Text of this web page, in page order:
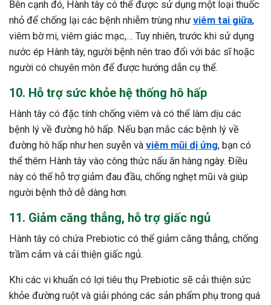
Bên cạnh đó, Hành tây có thể được sử dụng một loại thuốc
nhỏ để chống lại các bệnh nhiễm trùng nhưviêm tai giữa,
viêm bờ mi, viêm giác mạc,… Tuy nhiên, trước khi sử dụng
nước ép Hành tây, người bệnh nên trao đổi với bác sĩ hoặc
người có chuyên môn để được hướng dẫn cụ thể.
10. Hỗ trợ sức khỏe hệ thống hô hấp
Hành tây có đặc tính chống viêm và có thể làm dịu các
bệnh lý về đường hô hấp. Nếu bạn mắc các bệnh lý về
đường hô hấp như hen suyễn và viêm mũi dị ứng, bạn có
thể thêm Hành tây vào công thức nấu ăn hàng ngày. Điều
này có thể hỗ trợ giảm đau đầu, chống nghẹt mũi và giúp
người bệnh thở dễ dàng hơn.
11. Giảm căng thẳng, hỗ trợ giấc ngủ
Hành tây có chứa Prebiotic có thể giảm căng thẳng, chống
trầm cảm và cải thiện giấc ngủ.
Khi các vi khuẩn có lợi tiêu thụ Prebiotic sẽ cải thiện sức
khỏe đường ruột và giải phóng các sản phẩm phụ trong quá